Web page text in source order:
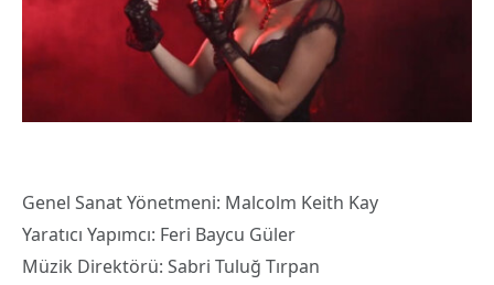
Genel Sanat Yönetmeni: Malcolm Keith Kay
Yaratıcı Yapımcı: Feri Baycu Güler
Müzik Direktörü: Sabri Tuluğ Tırpan